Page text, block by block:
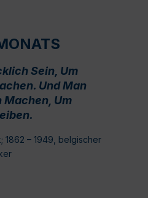
Sein, Um
Und Man
Um
1862 – 1949, belgischer